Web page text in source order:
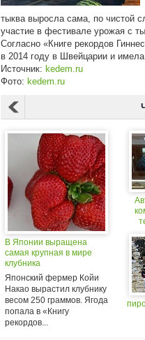
тыква выросла сама, по чистой
участие в фестивале урожая с
Согласно «Книге рекордов
в 2014 году в Швейцарии и имела
Источник: kedem.ru
Фото: kedem.ru
В Японии выращена
самая крупная в мире
клубника
Японский фермер Койи
Накао вырастил клубнику
весом 250 граммов. Ягода
попала в «Книгу
рекордов...